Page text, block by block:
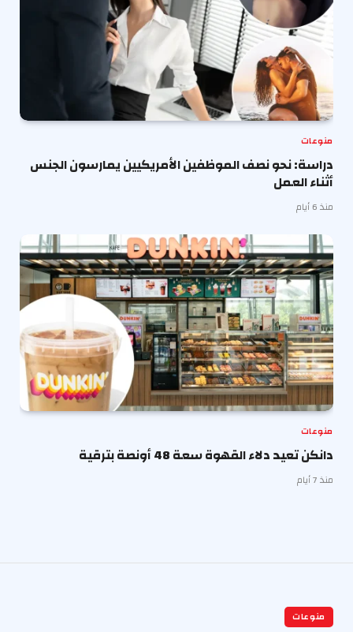
منوعات
دراسة: نحو نصف الموظفين الأمريكيين يمارسون الجنس
أثناء العمل
منذ 6 أيام
منوعات
دانكن تعيد دلاء القهوة سعة 48 أونصة بترقية
منذ 7 أيام
منوعات